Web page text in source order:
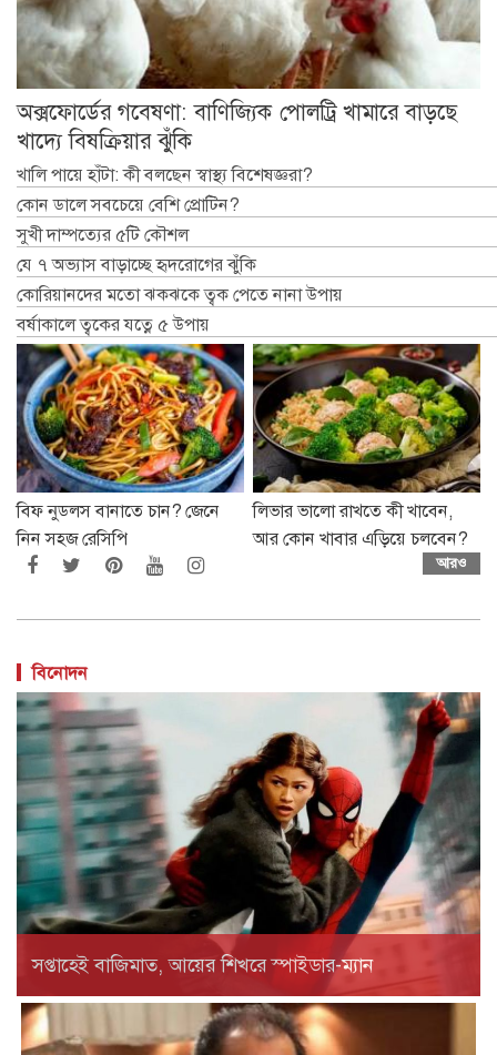
অক্সফোর্ডের গবেষণা: বাণিজ্যিক পোলট্রি খামারে বাড়ছে
খাদ্যে বিষক্রিয়ার ঝুঁকি
খালি পায়ে হাঁটা: কী বলছেন স্বাস্থ্য বিশেষজ্ঞরা?
কোন ডালে সবচেয়ে বেশি প্রোটিন?
সুখী দাম্পত্যের ৫টি কৌশল
যে ৭ অভ্যাস বাড়াচ্ছে হৃদরোগের ঝুঁকি
কোরিয়ানদের মতো ঝকঝকে ত্বক পেতে নানা উপায়
বর্ষাকালে ত্বকের যত্নে ৫ উপায়
বিফ নুডলস বানাতে চান? জেনে
নিন সহজ রেসিপি
লিভার ভালো রাখতে কী খাবেন,
আর কোন খাবার এড়িয়ে চলবেন?
আরও
বিনোদন
সপ্তাহেই বাজিমাত, আয়ের শিখরে স্পাইডার-ম্যান